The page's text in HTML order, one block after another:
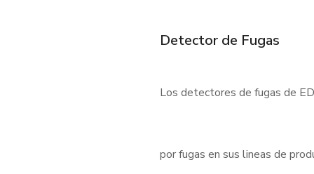
Detector de Fugas
Los detectores de fugas de
por fugas en sus lineas de